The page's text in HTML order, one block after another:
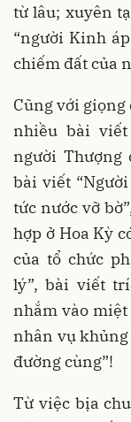
từ lâu; xuyên
“người Kinh
chiếm đất của
Cũng với
nhiều bài
người Thượng
bài viết
tức nước vỡ
hợp ở Hoa Kỳ
của tổ chức
lý”, bài viết
nhắm vào
nhân vụ khủng
đường cùng”!
Từ việc bịa